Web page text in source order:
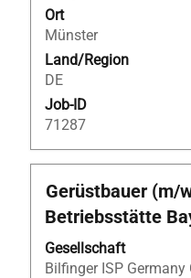
Ort
Münster
Land/Region
DE
Job-ID
71287
Stellenbezeichnung
Gerüstbauer (m/
Betriebsstätte
Gesellschaft
Bilfinger ISP Germany
Drücken
Sie
die
Leertaste,
um